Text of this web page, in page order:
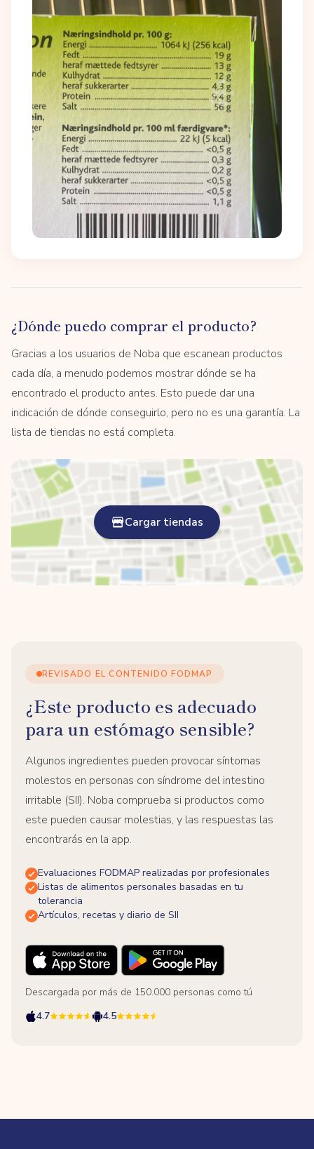
¿Dónde puedo comprar el producto?
Gracias a los usuarios de Noba que escanean productos
cada día, a menudo podemos mostrar dónde se ha
encontrado el producto antes. Esto puede dar una
indicación de dónde conseguirlo, pero no es una garantía. La
lista de tiendas no está completa.
Cargar tiendas
REVISADO EL CONTENIDO FODMAP
¿Este producto es adecuado
para un estómago sensible?
Algunos ingredientes pueden provocar síntomas
molestos en personas con síndrome del intestino
irritable (SII). Noba comprueba si productos como
este pueden causar molestias, y las respuestas las
encontrarás en la app.
Evaluaciones FODMAP realizadas por profesionales
Listas de alimentos personales basadas en tu
tolerancia
Artículos, recetas y diario de SII
Descargada por más de 150.000 personas como tú
4.7
4.5